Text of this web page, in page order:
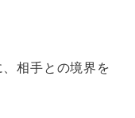
相手との境界を